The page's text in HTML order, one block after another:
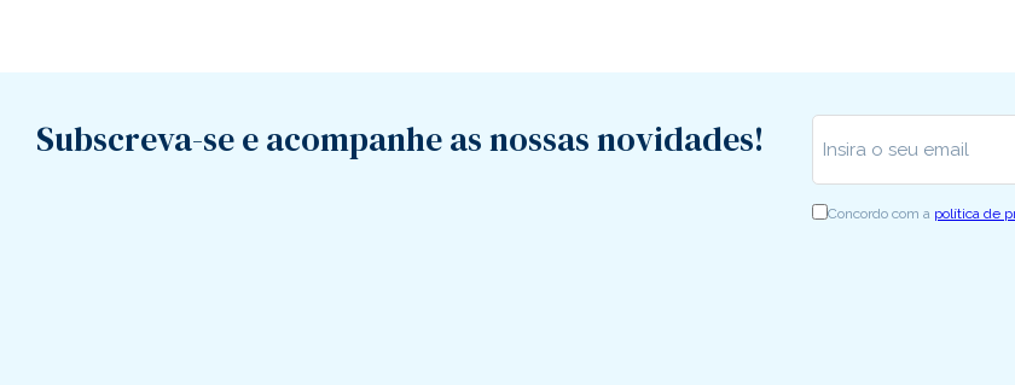
Subscreva-se e acompanhe as nossas novidades!
RGPD *
Concordo com a política de